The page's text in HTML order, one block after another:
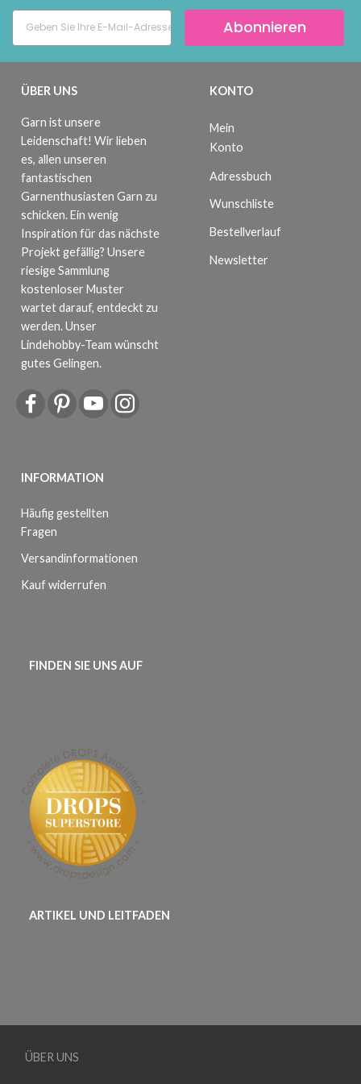
Abonnieren
ÜBER UNS
Garn ist unsere
Leidenschaft! Wir lieben
es, allen unseren
fantastischen
Garnenthusiasten Garn zu
schicken. Ein wenig
Inspiration für das nächste
Projekt gefällig? Unsere
riesige Sammlung
kostenloser Muster
wartet darauf, entdeckt zu
werden. Unser
Lindehobby-Team wünscht
gutes Gelingen.
INFORMATION
Häufig gestellten
Fragen
Versandinformationen
Kauf widerrufen
KONTO
Mein
Konto
Adressbuch
Wunschliste
Bestellverlauf
Newsletter
FINDEN SIE UNS AUF
ARTIKEL UND LEITFADEN
ÜBER UNS